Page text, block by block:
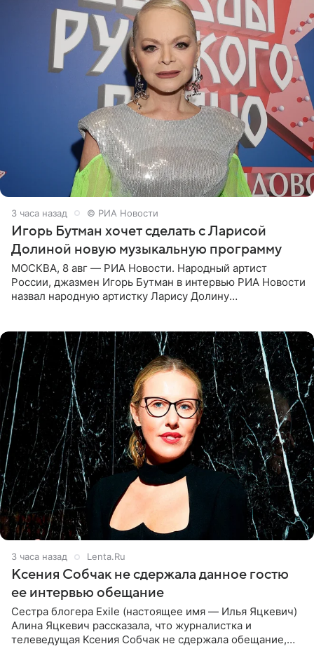
3 часа назад © РИА Новости
Игорь Бутман хочет сделать с Ларисой
Долиной новую музыкальную программу
МОСКВА, 8 авг — РИА Новости. Народный артист
России, джазмен Игорь Бутман в интервью РИА Новости
назвал народную артистку Ларису Долину
3 часа назад Lenta.Ru
Ксения Собчак не сдержала данное гостю
ее интервью обещание
Сестра блогера Exile (настоящее имя — Илья Яцкевич)
Алина Яцкевич рассказала, что журналистка и
телеведущая Ксения Собчак не сдержала обещание,